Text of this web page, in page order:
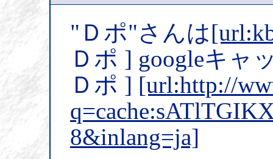
"Ｄポ"さんは
Ｄポ ] googleキャ
Ｄポ ] [url:http://
8&inlang=ja]